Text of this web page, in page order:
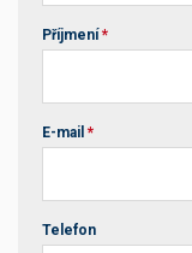
Příjmení *
E-mail *
Telefon